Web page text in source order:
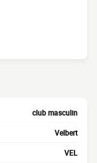
club masculin
Velbert
VEL